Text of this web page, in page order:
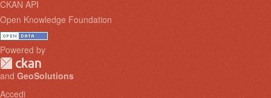
CKAN API
Open Knowledge Foundation
Powered by
and GeoSolutions
Accedi